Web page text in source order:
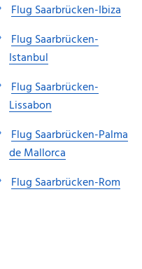
Flug Saarbrücken-Ibiza
Flug Saarbrücken-
Istanbul
Flug Saarbrücken-
Lissabon
Flug Saarbrücken-Palma
de Mallorca
Flug Saarbrücken-Rom